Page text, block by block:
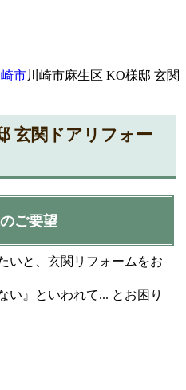
崎市川崎市麻生区 KO様邸 玄関
玄関ドアリフォー
ご要望
いと、玄関リフォームをお
い』といわれて... とお困り